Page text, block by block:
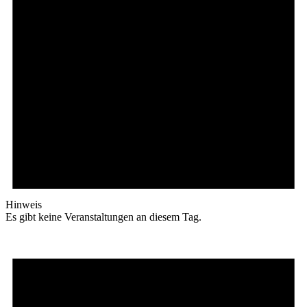
Hinweis
Es gibt keine Veranstaltungen an diesem Tag.